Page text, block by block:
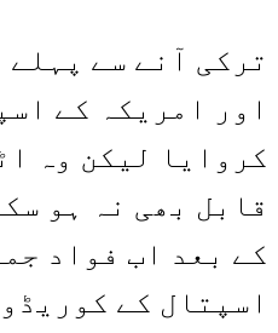
ترکی آنے سے
اور امریکہ کے
کروایا لیکن وہ
قابل بھی نہ ہو
کے بعد اب فواد
اسپتال کے